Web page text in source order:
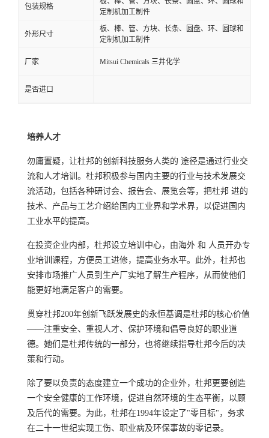
包装规格
定制机加工制件
外形尺寸
板、棒、管、方块、长条、圆盘、环、圆球和
定制机加工制件
厂家 Mitsui Chemicals 三井化学
是否进口
培养人才
勿庸置疑，让杜邦的创新科技服务人类的 途径是通过行业交
流和 人才培训 。杜邦积极参与国内主要的行业与技术发展交
流活动，包括各种研讨会、 报告会、展览会等，把杜邦 进的
技术、产品与工艺介绍给国内工业界和学术界，以促进国内
工业水平的提高。
在投资企业内部，杜邦设立培训中心，由海外 和 人员开办专
业培训课程，方便员工进修，提高业务水平。此外，杜邦也
安排市场推广人员到生产厂实地了解生产程序，从而使他们
能更好地满足客户的需要。
贯穿杜邦200年创新飞跃发展史的永恒基调是杜邦的核心价值
——注重安全、重视人才、 保护环境和倡导良好的职业道
德。她们是杜邦传统的一部分，也将继续指导杜邦今后的决
策和行动。
除了要以负责的态度建立一个成功的企业外，杜邦更要创造
一个安全健康的工作环境，促进 自然环境的生态平衡，以顾
及后代的需要。为此，杜邦在1994年设定了"零目标"，务求
在二十一世纪实现工伤、 职业病及环保事故的零记录。